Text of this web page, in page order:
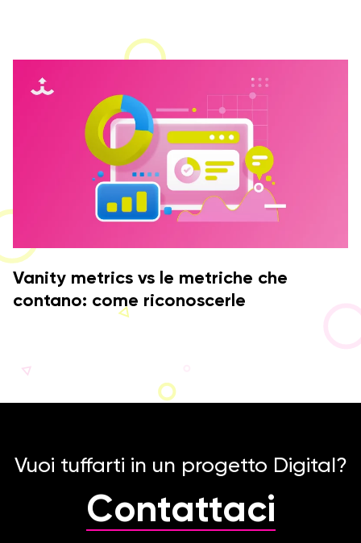
Vanity metrics vs le metriche che
contano: come riconoscerle
Vuoi tuffarti in un progetto Digital?
Contattaci